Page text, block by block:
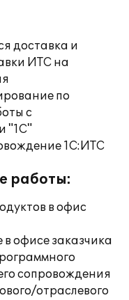
доставка и
ИТС на
по
с
"1С"
1С:ИТС
работы:
в офис
офисе заказчика
сопровождения
отраслевого